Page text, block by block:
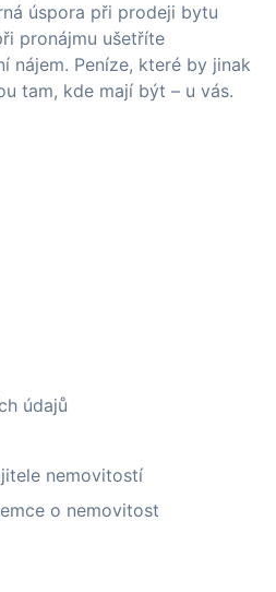
úspora při prodeji bytu
pronájmu ušetříte
nájem. Peníze, které by jinak
tam, kde mají být – u vás.
údajů
nemovitostí
o nemovitost